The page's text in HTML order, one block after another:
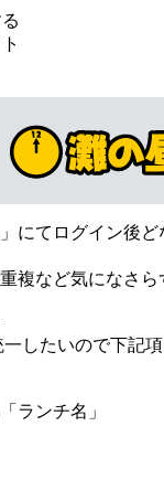
にてログイン後
複など気になさ
したいので下記
ランチ名」